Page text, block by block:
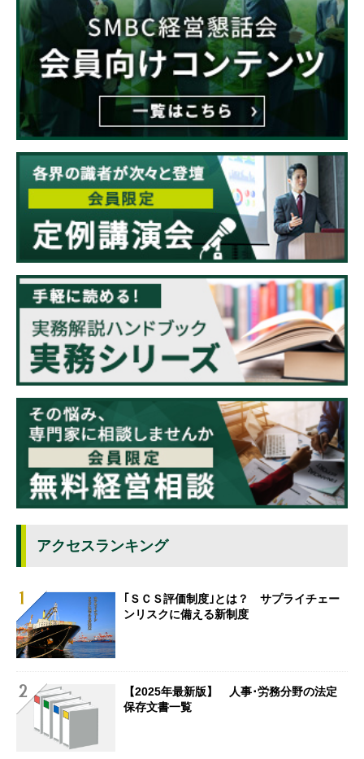
アクセスランキング
｢ＳＣＳ評価制度｣とは？ サプライチェー
ンリスクに備える新制度
【2025年最新版】 人事･労務分野の法定
保存文書一覧